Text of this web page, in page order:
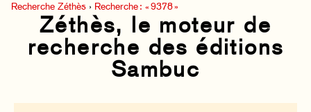
Recherche Zéthès › Recherche : « 9378 »
Zéthès, le moteur de
recherche des éditions
Sambuc